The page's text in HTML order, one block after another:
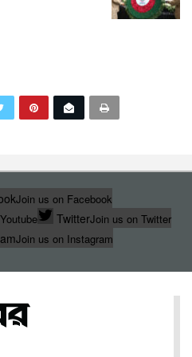
Join us on Facebook
TwitterJoin us on Twitter
Join us on Instagram